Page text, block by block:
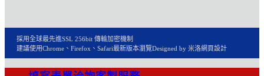
採用全球最先進SSL 256bit 傳輸加密機制
建議使用Chrome、Firefox、Safari最新版本瀏覽Designed by 米洛網頁設計